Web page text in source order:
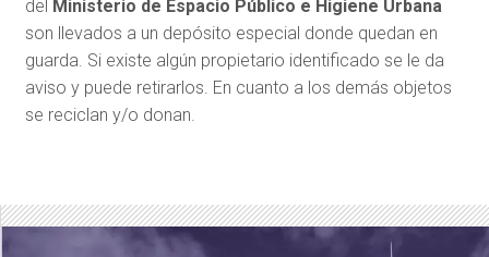
del Ministerio de Espacio Público e Higiene Urbana
son llevados a un depósito especial donde quedan en
guarda. Si existe algún propietario identificado se le da
aviso y puede retirarlos. En cuanto a los demás objetos
se reciclan y/o donan.